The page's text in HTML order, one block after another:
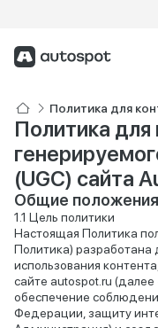
Политика для
Политика для
(UGC) сайта
Общие положения
Цель политики
Настоящая Политика
Политика) разработана
использования
сайте autospot.ru
обеспечение
Федерации, защиту